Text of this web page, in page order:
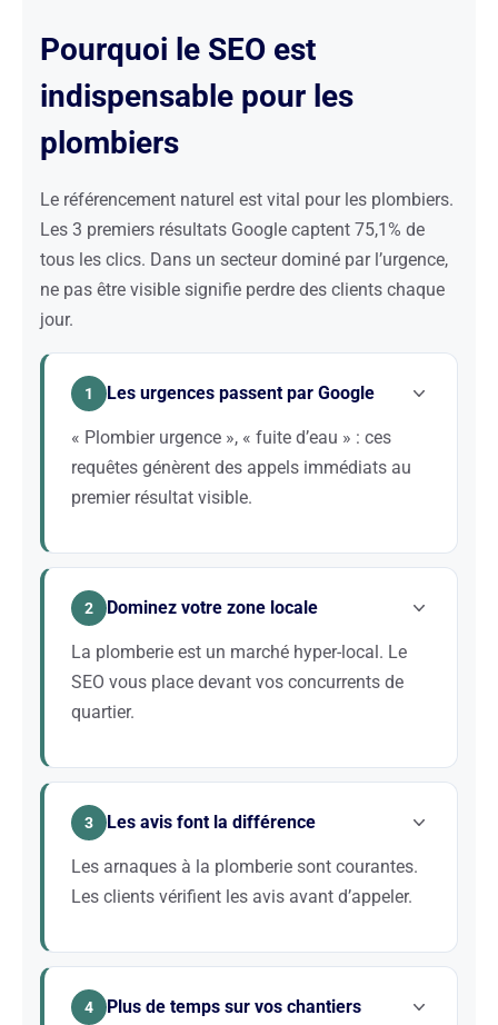
Pourquoi le SEO est
indispensable pour les
plombiers
Le référencement naturel est vital pour les plombiers.
Les 3 premiers résultats Google captent 75,1% de
tous les clics. Dans un secteur dominé par l’urgence,
ne pas être visible signifie perdre des clients chaque
jour.
1 Les urgences passent par Google
« Plombier urgence », « fuite d’eau » : ces
requêtes génèrent des appels immédiats au
premier résultat visible.
Quand un tuyau éclate à 22h ou qu’une canalisation
de comparer. Il appelle le premier plombier qui
à cet endroit stratégique.
2 Dominez votre zone locale
La plomberie est un marché hyper-local. Le
SEO vous place devant vos concurrents de
quartier.
Vos clients cherchent un plombier à proximité.
les 3 résultats) est déterminant. Une stratégie SEO
concurrents de votre zone d’intervention.
3 Les avis font la différence
Les arnaques à la plomberie sont courantes.
Les clients vérifient les avis avant d’appeler.
Le secteur de la plomberie souffre d’une mauvaise
méfiants et consultent systématiquement les avis
4 Plus de temps sur vos chantiers